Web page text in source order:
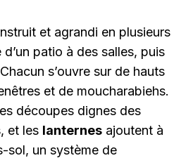
et agrandi en plusieurs
patio à des salles, puis
s’ouvre sur de hauts
et de moucharabiehs.
découpes dignes des
et les lanternes ajoutent à
sol, un système de